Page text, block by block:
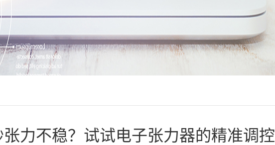
力不稳？试试电子张力器的精准调控